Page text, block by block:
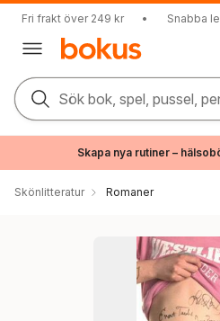
Fri frakt över 249 kr • Snabba
Sök bok, spel, pussel,
Skapa nya rutiner –
Skönlitteratur Romaner